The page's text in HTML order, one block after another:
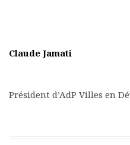
Claude Jamati
Président d’AdP Villes en